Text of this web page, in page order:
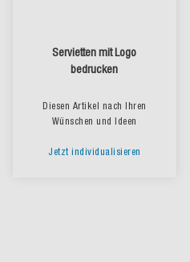
Servietten mit Logo
bedrucken
Diesen Artikel nach Ihren
Wünschen und Ideen
Jetzt individualisieren